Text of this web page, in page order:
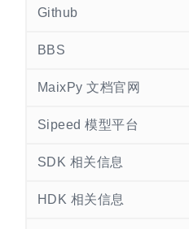
Github
BBS
MaixPy 文档官网
Sipeed 模型平台
SDK 相关信息
HDK 相关信息